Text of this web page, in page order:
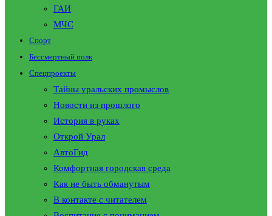
ГАИ
МЧС
Спорт
Бессмертный полк
Спецпроекты
Тайны уральских промыслов
Новости из прошлого
История в руках
Открой Урал
АвтоГид
Комфортная городская среда
Как не быть обманутым
В контакте с читателем